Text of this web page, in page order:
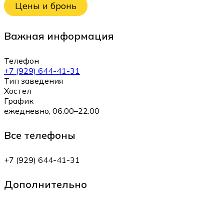
Цены и бронь
Важная информация
Телефон
+7 (929) 644-41-31
Тип заведения
Хостел
График
ежедневно, 06:00–22:00
Все телефоны
+7 (929) 644-41-31
Дополнительно